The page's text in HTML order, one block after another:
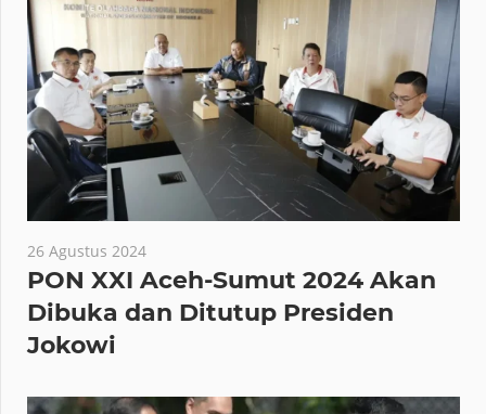
26 Agustus 2024
PON XXI Aceh-Sumut 2024 Akan
Dibuka dan Ditutup Presiden